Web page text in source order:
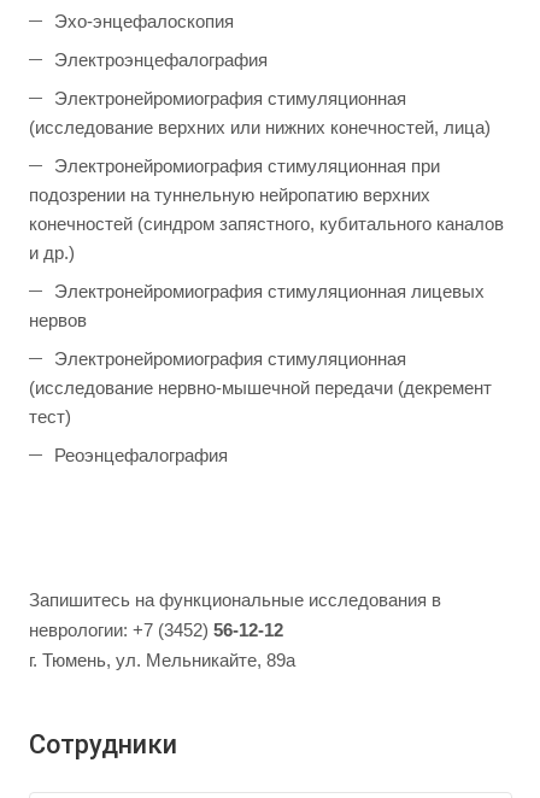
Эхо-энцефалоскопия
Электроэнцефалография
Электронейромиография стимуляционная
(исследование верхних или нижних конечностей, лица)
Электронейромиография стимуляционная при
подозрении на туннельную нейропатию верхних
конечностей (синдром запястного, кубитального каналов
и др.)
Электронейромиография стимуляционная лицевых
нервов
Электронейромиография стимуляционная
(исследование нервно-мышечной передачи (декремент
тест)
Реоэнцефалография
Запишитесь на функциональные исследования в
неврологии: +7 (3452) 56-12-12
г. Тюмень, ул. Мельникайте, 89а
Сотрудники